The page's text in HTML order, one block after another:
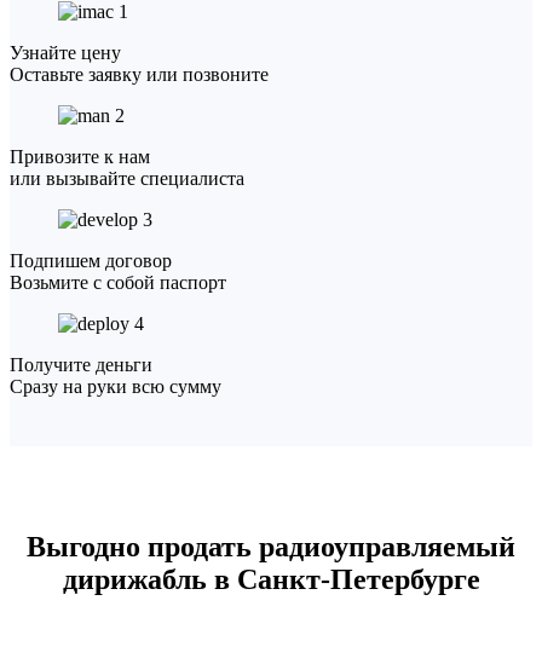
1
Узнайте цену
Оставьте заявку или позвоните
2
Привозите к нам
или вызывайте специалиста
3
Подпишем договор
Возьмите с собой паспорт
4
Получите деньги
Сразу на руки всю сумму
Выгодно продать радиоуправляемый
дирижабль в Санкт-Петербурге